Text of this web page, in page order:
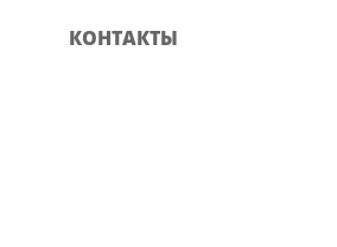
КОНТАКТЫ